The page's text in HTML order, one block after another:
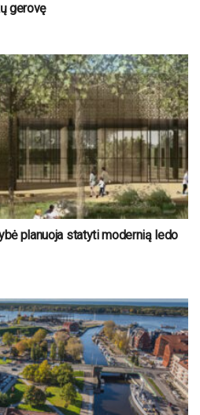
gerovę
planuoja statyti modernią ledo